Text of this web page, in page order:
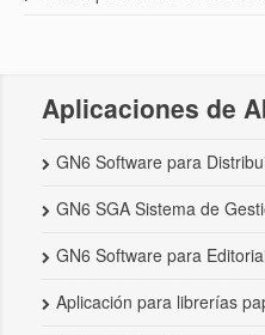
Aplicaciones de
GN6 Software para
GN6 SGA Sistema de
GN6 Software para
Aplicación para librerías